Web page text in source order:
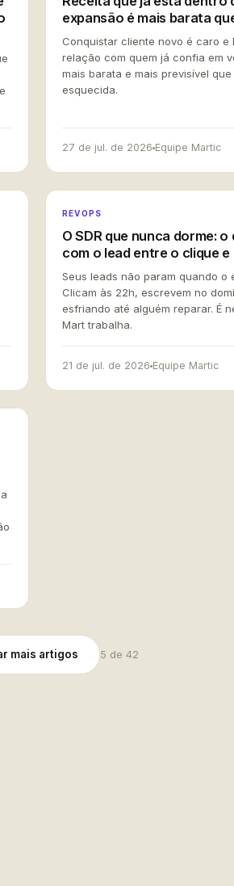
o
expansão é mais barata
Conquistar cliente novo é caro e
relação com quem já confia em
mais barata e mais previsível
esquecida.
27 de jul. de 2026 Equipe Martic
UMA FONTE ÚNICA
REVOPS
O SDR que nunca dorme:
com o lead entre o clique
Seus leads não param quando o
Clicam às 22h, escrevem no
esfriando até alguém reparar. É
Mart trabalha.
21 de jul. de 2026 Equipe Martic
mais artigos 5 de 42